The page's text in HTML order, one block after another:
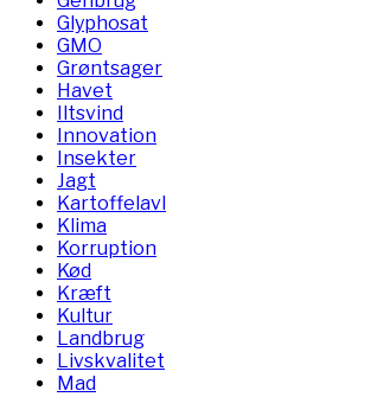
Glyphosat
GMO
Grøntsager
Havet
Iltsvind
Innovation
Insekter
Jagt
Kartoffelavl
Klima
Korruption
Kød
Kræft
Kultur
Landbrug
Livskvalitet
Mad